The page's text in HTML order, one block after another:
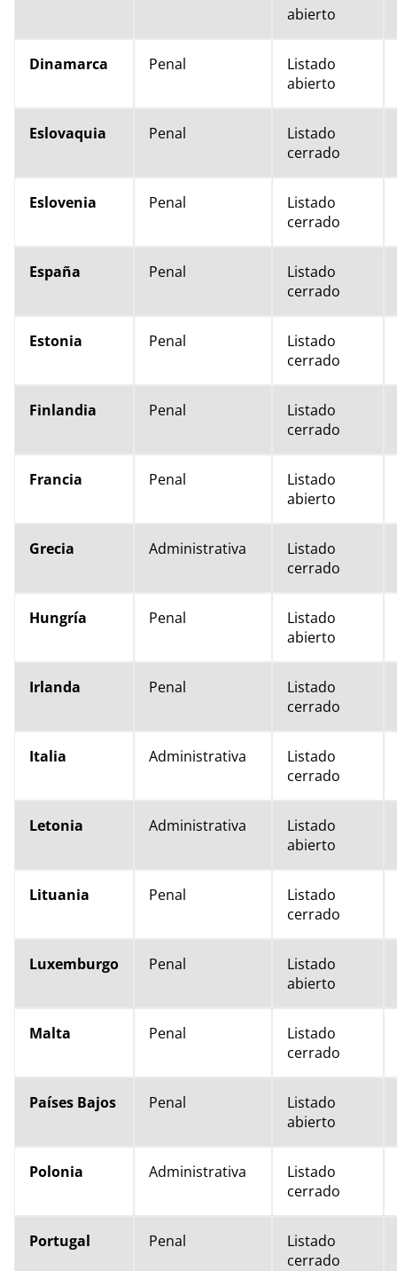
abierto
Dinamarca Penal
Listado
abierto
Eslovaquia Penal
Listado
cerrado
Eslovenia Penal
Listado
cerrado
España Penal
Listado
cerrado
Estonia Penal
Listado
cerrado
Finlandia Penal
Listado
cerrado
Francia Penal
Listado
abierto
Grecia Administrativa
Listado
cerrado
Hungría Penal
Listado
abierto
Irlanda Penal
Listado
cerrado
Italia Administrativa
Listado
cerrado
Letonia Administrativa
Listado
abierto
Lituania Penal
Listado
cerrado
Luxemburgo Penal
Listado
abierto
Malta Penal
Listado
cerrado
Países Bajos Penal
Listado
abierto
Polonia Administrativa
Listado
cerrado
Portugal Penal
Listado
cerrado